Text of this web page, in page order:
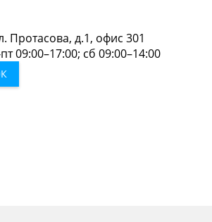
Протасова, д.1, офис 301
09:00–17:00; сб 09:00–14:00